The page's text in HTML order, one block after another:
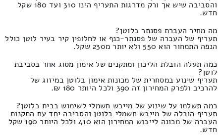
והסביבה שיש אך ורק מדרגות התעריף הינו 310 ועד 180 שקל
חדש.
מה מחיר העברת פסנתר בלוטן?
תעריף של העברה של פסנתר-כנף או לחלופין קיר בעיר לוטן כולל
הנפה התמחור הוא 550 ולא יותר מ230 שקל.
כמה תעלה הובלת הליכון ומתקנים של אימון מסוג אחר בסביבת
לוטן?
תעריף שינוע במסחרית של מכונות אימון בלוטן במיזוג של
להרכיב ולפרק המחירון זה 390 ולכל היותר 180 ₪.
כמה תשלמו על שינוע של מייבש חשמלי לשימוש בבית בלוטן?
תעריף הובלה של מייבש חשמלי בלוטן והסביבה יחד עם התקנות
העברה של מכונה לייבוש המחירון הוא 410 ולכל היותר 190 שקל
חדש.